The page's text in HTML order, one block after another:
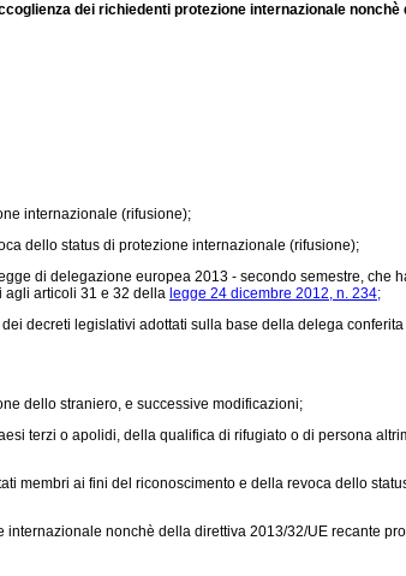
dei richiedenti protezione internazionale nonchè
internazionale (rifusione);
dello status di protezione internazionale (rifusione);
di delegazione europea 2013 - secondo semestre, che
agli articoli 31 e 32 della legge 24 dicembre 2012, n. 234;
decreti legislativi adottati sulla base della delega
dello straniero, e successive modificazioni;
terzi o apolidi, della qualifica di rifugiato o di persona
membri ai fini del riconoscimento e della revoca dello
nonchè della direttiva 2013/32/UE recante